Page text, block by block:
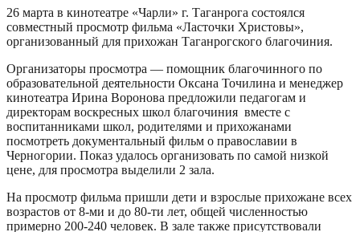
26 марта в кинотеатре «Чарли» г. Таганрога состоялся
совместный просмотр фильма «Ласточки Христовы»,
организованный для прихожан Таганрогского благочиния.
Организаторы просмотра — помощник благочинного по
образовательной деятельности Оксана Точилина и менеджер
кинотеатра Ирина Воронова предложили педагогам и
директорам воскресных школ благочиния вместе с
воспитанниками школ, родителями и прихожанами
посмотреть документальный фильм о православии в
Черногории. Показ удалось организовать по самой низкой
цене, для просмотра выделили 2 зала.
На просмотр фильма пришли дети и взрослые прихожане всех
возрастов от 8-ми и до 80-ти лет, общей численностью
примерно 200-240 человек. В зале также присутствовали